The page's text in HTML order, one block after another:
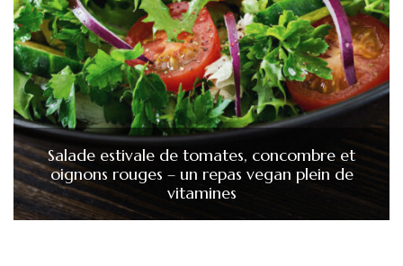
Salade estivale de tomates, concombre et
oignons rouges – un repas vegan plein de
vitamines